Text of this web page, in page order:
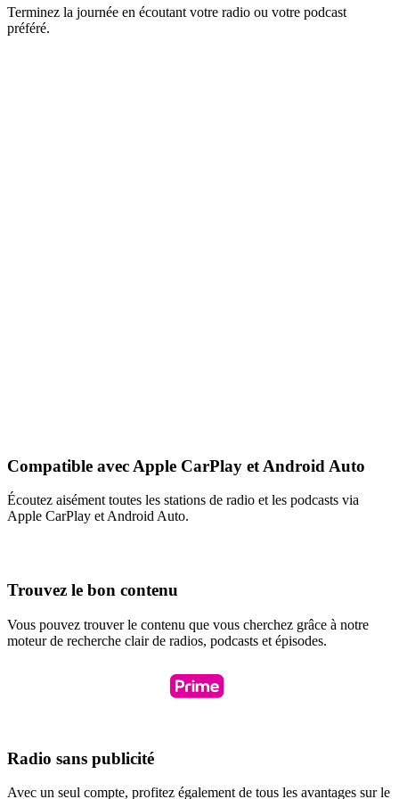
Terminez la journée en écoutant votre radio ou votre podcast
préféré.
Compatible avec Apple CarPlay et Android Auto
Écoutez aisément toutes les stations de radio et les podcasts via
Apple CarPlay et Android Auto.
Trouvez le bon contenu
Vous pouvez trouver le contenu que vous cherchez grâce à notre
moteur de recherche clair de radios, podcasts et épisodes.
Radio sans publicité
Avec un seul compte, profitez également de tous les avantages sur le